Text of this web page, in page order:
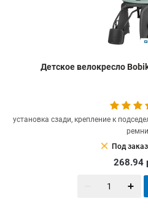
Детское велокресло
установка сзади, крепление к
ремни
clear Под
268.94